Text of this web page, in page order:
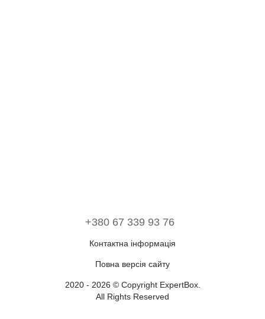
+380 67 339 93 76
Контактна інформація
Повна версія сайту
2020 - 2026 © Copyright ExpertBox.
All Rights Reserved